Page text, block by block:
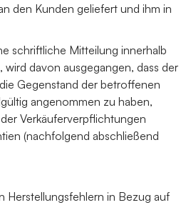
den Kunden geliefert und ihm in
schriftliche Mitteilung innerhalb
wird davon ausgegangen, dass der
Gegenstand der betroffenen
angenommen zu haben,
Verkäuferverpflichtungen
(nachfolgend abschließend
Herstellungsfehlern in Bezug auf